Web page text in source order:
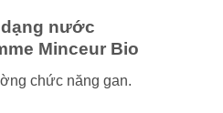
nước
Minceur Bio
chức năng gan.